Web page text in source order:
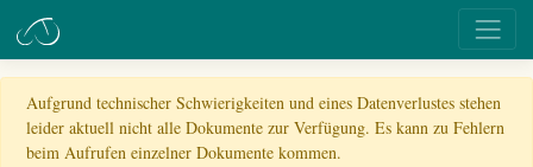
Aufgrund technischer Schwierigkeiten und eines Datenverlustes stehen
leider aktuell nicht alle Dokumente zur Verfügung. Es kann zu Fehlern
beim Aufrufen einzelner Dokumente kommen.